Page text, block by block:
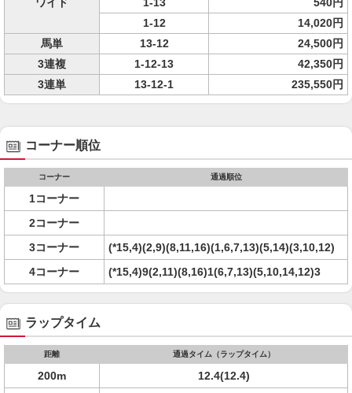
1-12
14,020円
馬単
13-12
24,500円
3連複
1-12-13
42,350円
3連単
13-12-1 235,550円
コーナー順位
コーナー 通過順位
1コーナー
2コーナー
3コーナー
(*15,4)(2,9)(8,11,16)(1,6,7,13)(5,14)(3,10,12)
4コーナー
(*15,4)9(2,11)(8,16)1(6,7,13)(5,10,14,12)3
ラップタイム
距離 通過タイム（ラップタイム）
200m
12.4(12.4)